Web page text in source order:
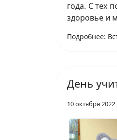
года. С тех
здоровье и
Подробнее:
День
10 октября 2022